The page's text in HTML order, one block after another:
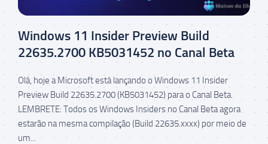
Windows 11 Insider Preview Build
22635.2700 KB5031452 no Canal Beta
Olá, hoje a Microsoft está lançando o Windows 11 Insider
Preview Build 22635.2700 (KB5031452) para o Canal Beta.
LEMBRETE: Todos os Windows Insiders no Canal Beta agora
estarão na mesma compilação (Build 22635.xxxx) por meio de
um...